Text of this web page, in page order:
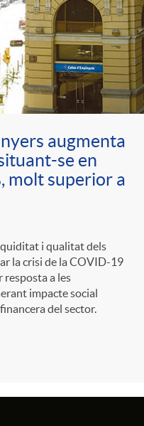
augmenta
se en
molt superior a
i qualitat dels
la crisi de la COVID-19
resposta a les
impacte social
del sector.